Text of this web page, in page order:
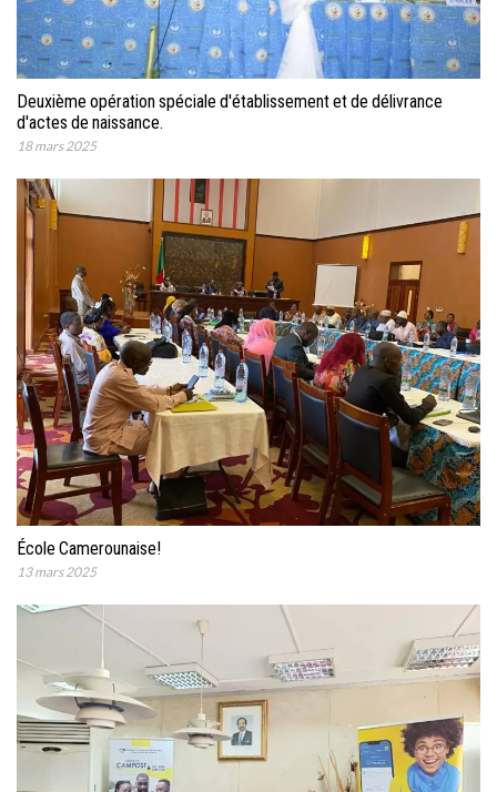
Deuxième opération spéciale d'établissement et de délivrance
d'actes de naissance.
18 mars 2025
École Camerounaise!
13 mars 2025